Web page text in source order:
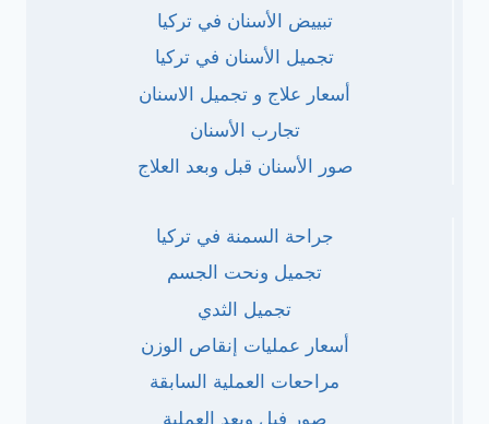
تبييض الأسنان في تركيا
تجميل الأسنان في تركيا
أسعار علاج و تجميل الاسنان
تجارب الأسنان
صور الأسنان قبل وبعد العلاج
جراحة السمنة في تركيا
تجميل ونحت الجسم
تجميل الثدي
أسعار عمليات إنقاص الوزن
مراحعات العملية السابقة
صور فبل وبعد العملية